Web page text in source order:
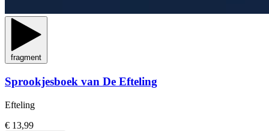
fragment
Sprookjesboek van De Efteling
Efteling
€ 13,99